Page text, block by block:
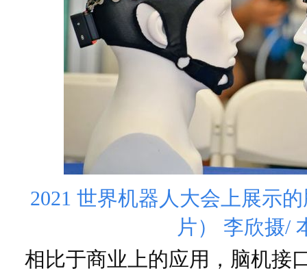
2021 世界机器人大会上展示
片） 李欣摄/
相比于商业上的应用，脑机接